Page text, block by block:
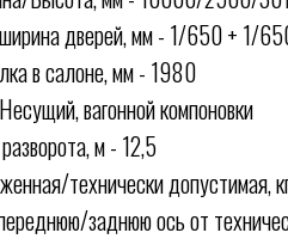
дверей, мм - 1/650 + 1/
в салоне, мм - 1980
вагонной компоновки
м - 12,5
технически
заднюю ось от